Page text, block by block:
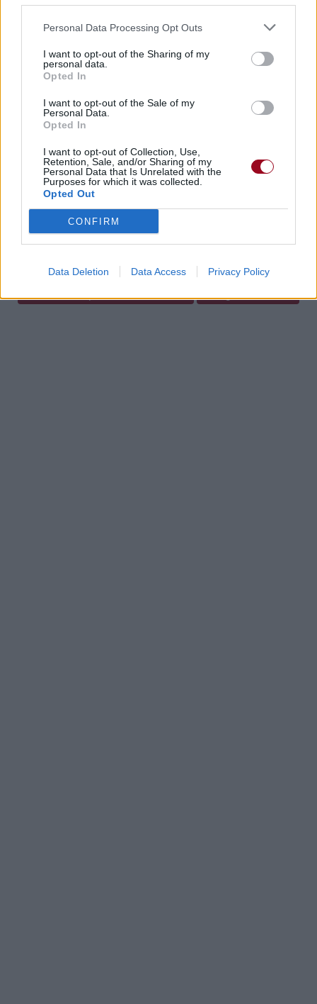
Personal Data Processing Opt Outs
I want to opt-out of the Sharing of my
personal data.
Opted In
I want to opt-out of the Sale of my
Personal Data.
Opted In
I want to opt-out of Collection, Use,
Retention, Sale, and/or Sharing of my
Personal Data that Is Unrelated with the
Purposes for which it was collected.
Opted Out
CONFIRM
Data Deletion Data Access Privacy Policy
Voir la vidéo de «Like Lightning»
Paroles + Traduction